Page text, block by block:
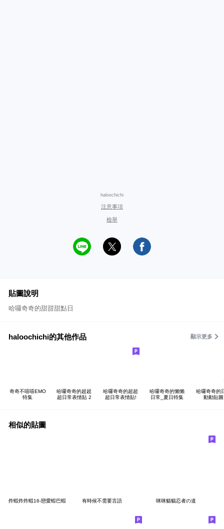
haloochichi
注意事項
檢舉
貼圖說明
哈囉奇奇的甜甜甜點日
haloochichi的其他作品 顯示更多
奇奇不嘻嘻EMO
特集
哈囉奇奇的超超
超日常表情貼 2
哈囉奇奇的超超
超日常表情貼!
哈囉奇奇的懶懶
日常_夏日特集
哈囉奇奇的
動動貼圖
相似的貼圖
炸蝦炸炸蝦16-戀愛蝦巴蝦 有時候不需要言語 咪咪貓貓忍者の道